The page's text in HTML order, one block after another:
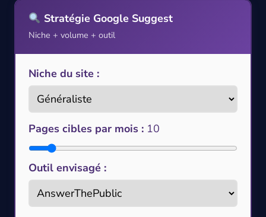
Stratégie Google Suggest
Niche + volume + outil
Niche du site :
Pages cibles par mois : 10
Outil envisagé :